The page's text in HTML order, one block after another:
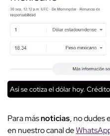
Así se cotiza el dólar hoy.
Para másnoticias, no dudes
en nuestro canal de